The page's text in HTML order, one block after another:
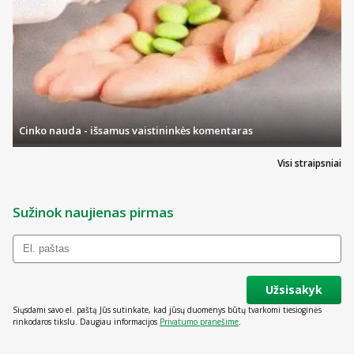
Visi straipsniai
Cinko nauda - išsamus vaistininkės komentaras
Sužinok naujienas pirmas
Užsisakyk
Siųsdami savo el. paštą Jūs sutinkate, kad jūsų duomenys būtų tvarkomi tiesioginės
rinkodaros tikslu. Daugiau informacijos Privatumo pranešime.